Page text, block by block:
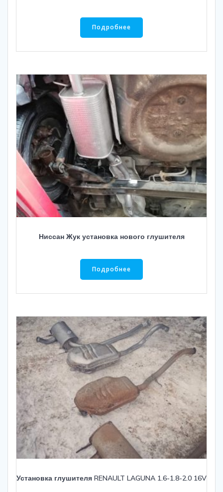
Подробнее
Ниссан Жук установка нового глушителя
Подробнее
Установка глушителя RENAULT LAGUNA 1.6-1.8-2.0 16V